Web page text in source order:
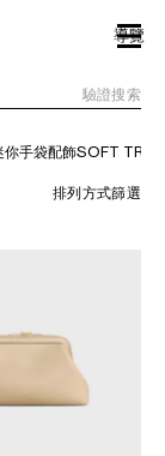
導覽
驗證搜索
你手袋配飾SOFT
排列方式篩選